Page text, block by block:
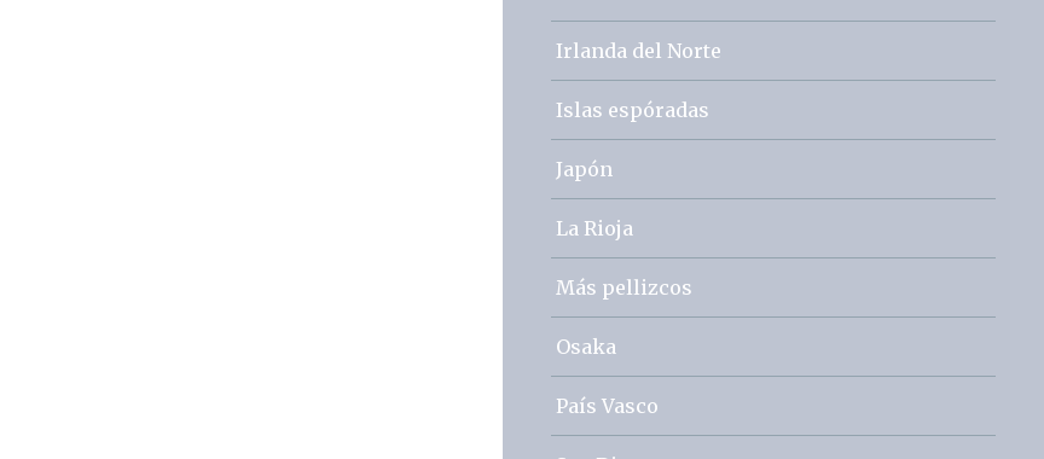
Irlanda del Norte
Islas espóradas
Japón
La Rioja
Más pellizcos
Osaka
País Vasco